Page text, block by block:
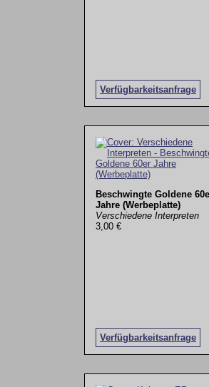
Verfügbarkeitsanfrage
Beschwingte Goldene
Jahre (Werbeplatte)
Verschiedene Interpreten
3,00 €
Verfügbarkeitsanfrage